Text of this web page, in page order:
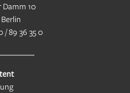
Damm 10
/ 89 36 35 0